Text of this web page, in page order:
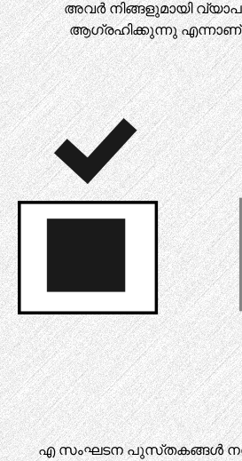
അവർ നിങ്ങളുമായി
ആഗ്രഹിക്കുന്നു എന്നാണ്
എ സംഘടന പുസ്‌തകങ്ങൾ